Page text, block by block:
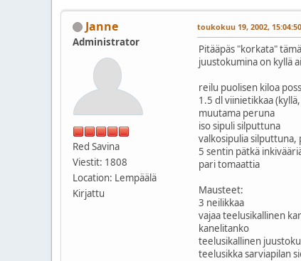
Janne
Administrator
Red Savina
Viestit: 1808
Location: Lempäälä
Kirjattu
toukokuu 19, 2002,
Pitääpäs "korkata"
juustokumina on kyllä
reilu puolisen kiloa
1.5 dl viinietikkaa
muutama peruna
iso sipuli silputtuna
valkosipulia silputtuna,
5 sentin pätkä
pari tomaattia
Mausteet:
3 neilikkaa
vajaa teelusikallinen
kanelitanko
teelusikallinen
teelusikka sarviapilan